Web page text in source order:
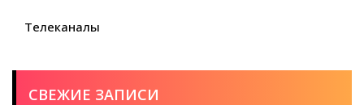
Телеканалы
СВЕЖИЕ ЗАПИСИ